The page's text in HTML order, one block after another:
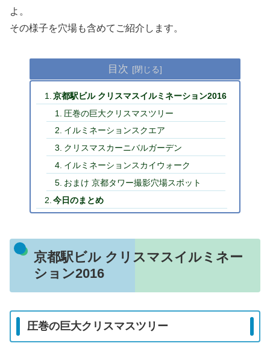
よ。
その様子を穴場も含めてご紹介します。
目次
京都駅ビル クリスマスイルミネーション2016
圧巻の巨大クリスマスツリー
イルミネーションスクエア
クリスマスカーニバルガーデン
イルミネーションスカイウォーク
おまけ 京都タワー撮影穴場スポット
今日のまとめ
京都駅ビル クリスマスイルミネー
ション2016
圧巻の巨大クリスマスツリー